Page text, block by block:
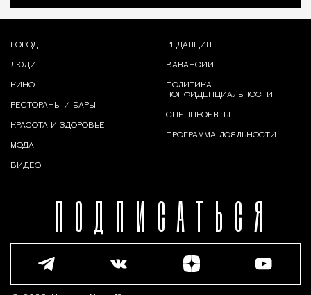
ПОДПИСАТЬСЯ
ГОРОД
ЛЮДИ
КИНО
РЕСТОРАНЫ И БАРЫ
КРАСОТА И ЗДОРОВЬЕ
МОДА
ВИДЕО
РЕДАКЦИЯ
ВАКАНСИИ
ПОЛИТИКА
КОНФИДЕНЦИАЛЬНОСТИ
СПЕЦПРОЕКТЫ
ПРОГРАММА ЛОЯЛЬНОСТИ